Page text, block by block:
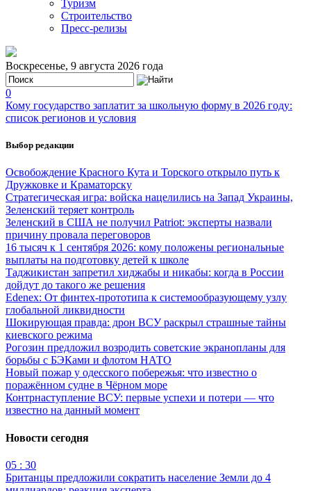
Туризм
Строительство
Пресс-релизы
Воскресенье, 9 августа 2026 года
0
Кому государство заплатит за школьную форму в 2026 году:
список регионов и условия
Выбор редакции
Освобождение Красного Кута и Торского открыло путь к
Дружковке и Краматорску
Стратегическая игра: войска нацелились на Запад Украины,
Зеленский теряет контроль
Зеленский в США не получил Patriot: эксперты назвали
причину провала переговоров
16 тысяч к 1 сентября 2026: кому положены региональные
выплаты на подготовку детей к школе
Таджикистан запретил хиджабы и никабы: когда в России
дойдут до такого же решения
Edenex: От финтех-прототипа к системообразующему узлу
глобальной ликвидности
Шокирующая правда: дрон ВСУ раскрыл страшные тайны
киевского режима
Рогозин предложил возродить советские экранопланы для
борьбы с БЭКами и флотом НАТО
Новый пожар у одесского побережья: что известно о
поражённом судне в Чёрном море
Контрнаступление ВСУ: первые успехи и потери — что
известно на данный момент
Новости сегодня
05 : 30
Британцы предложили сократить население Земли до 4